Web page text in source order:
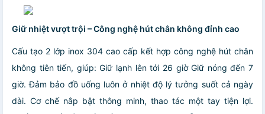
Giữ nhiệt vượt trội – Công nghệ hút chân không đỉnh cao
Cấu tạo 2 lớp inox 304 cao cấp kết hợp công nghệ hút chân
không tiên tiến, giúp: Giữ lạnh lên tới 26 giờ Giữ nóng đến 7
giờ. Đảm bảo đồ uống luôn ở nhiệt độ lý tưởng suốt cả ngày
dài. Cơ chế nắp bật thông minh, thao tác một tay tiện lợi.